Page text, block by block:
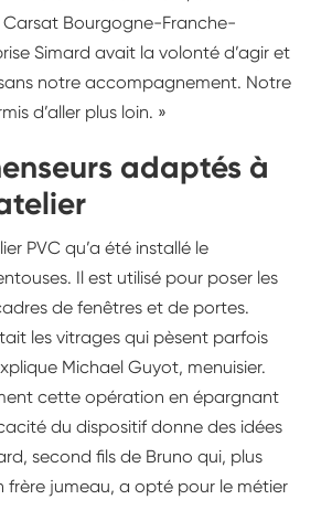
Bourgogne-Franche-
Simard avait la volonté d’agir et
notre accompagnement. Notre
d’aller plus loin. »
adaptés à
PVC qu’a été installé le
Il est utilisé pour poser les
de fenêtres et de portes.
les vitrages qui pèsent parfois
Michael Guyot, menuisier.
cette opération en épargnant
du dispositif donne des idées
second fils de Bruno qui, plus
frère jumeau, a opté pour le métier